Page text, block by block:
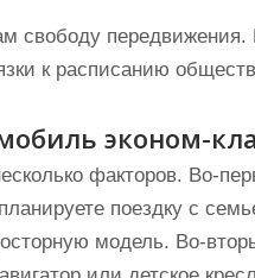
свободу
к расписанию
эконом-
факторов. Во-
поездку с
модель. Во-